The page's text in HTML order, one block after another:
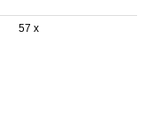
57 x